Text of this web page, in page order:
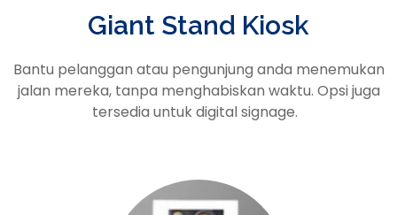
Giant Stand Kiosk
Bantu pelanggan atau pengunjung anda menemukan
jalan mereka, tanpa menghabiskan waktu. Opsi juga
tersedia untuk digital signage.